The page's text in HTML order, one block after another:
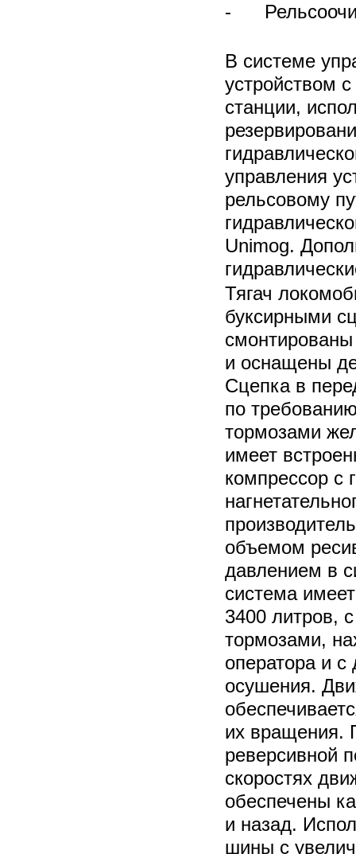
-
В системе
устройством
станции,
управления
рельсовому
Unimog.
Тягач
буксирными
и оснащены
Сцепка в
по
тормозами
имеет
компрессор с
объемом
давлением в
система
3400 литров,
тормозами,
оператора и с
осушения.
их вращения.
реверсивной
скоростях
обеспечены
и назад.
шины с